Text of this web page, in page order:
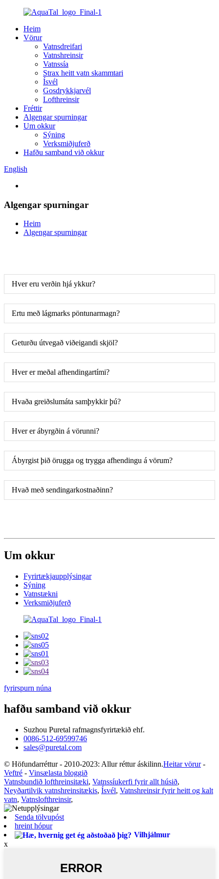
Heim
Vörur
Vatnsdreifari
Vatnshreinsir
Vatnssía
Strax heitt vatn skammtari
Ísvél
Gosdrykkjarvél
Lofthreinsir
Fréttir
Algengar spurningar
Um okkur
Sýning
Verksmiðjuferð
Hafðu samband við okkur
English
Algengar spurningar
Heim
Algengar spurningar
Hver eru verðin hjá ykkur?
Ertu með lágmarks pöntunarmagn?
Geturðu útvegað viðeigandi skjöl?
Hver er meðal afhendingartími?
Hvaða greiðslumáta samþykkir þú?
Hver er ábyrgðin á vörunni?
Ábyrgist þið örugga og trygga afhendingu á vörum?
Hvað með sendingarkostnaðinn?
Um okkur
Fyrirtækjaupplýsingar
Sýning
Vatnstækni
Verksmiðjuferð
fyrirspurn núna
hafðu samband við okkur
Suzhou Puretal rafmagnsfyrirtækið ehf.
0086-512-69599746
sales@puretal.com
© Höfundarréttur - 2010-2023: Allur réttur áskilinn.Heitar vörur-
Veftré - Vinsælasta bloggið
Vatnsbundið lofthreinsitæki, Vatnssíukerfi fyrir allt húsið,
Neyðartilvik vatnshreinsitækis, Ísvél, Vatnshreinsir fyrir heitt og kalt
vatn, Vatnslofthreinsir,
Senda tölvupóst
hreint hópur
Vilhjálmur
x